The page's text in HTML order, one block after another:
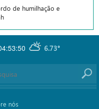
de humilhação e
6.73°
nós